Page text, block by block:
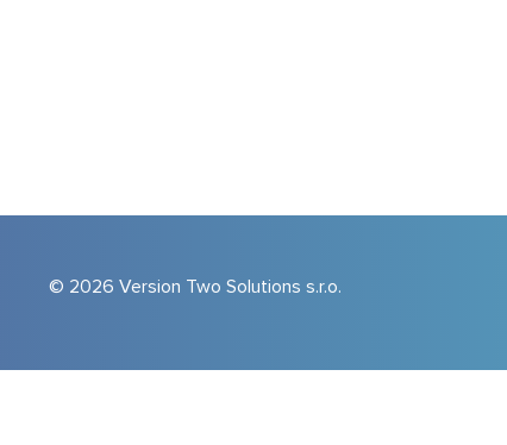
© 2026 Version Two Solutions s.r.o.